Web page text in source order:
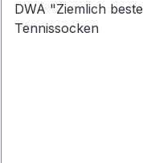
DWA "Ziemlich
Tennissocken